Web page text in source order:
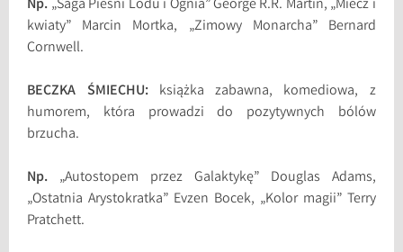
Np. „Saga Pieśni Lodu i Ognia” George R.R. Martin, „Miecz i
kwiaty” Marcin Mortka, „Zimowy Monarcha” Bernard
Cornwell.
BECZKA ŚMIECHU:książka zabawna, komediowa, z
humorem, która prowadzi do pozytywnych bólów
brzucha.
Np. „Autostopem przez Galaktykę” Douglas Adams,
„Ostatnia Arystokratka” Evzen Bocek, „Kolor magii” Terry
Pratchett.